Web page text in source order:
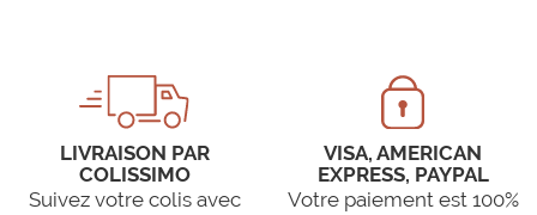
LIVRAISON PAR
COLISSIMO
Suivez votre colis avec
VISA, AMERICAN
EXPRESS, PAYPAL
Votre paiement est 100%